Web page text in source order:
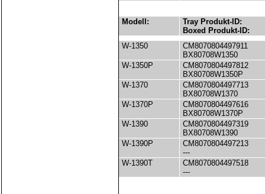
Modell:
Tray Produkt-ID:
Boxed Produkt-ID:
W-1350
CM8070804497911
BX80708W1350
W-1350P
CM8070804497812
BX80708W1350P
W-1370
CM8070804497713
BX80708W1370
W-1370P
CM8070804497616
BX80708W1370P
W-1390
CM8070804497319
BX80708W1390
W-1390P
CM8070804497213
---
W-1390T
CM8070804497518
---